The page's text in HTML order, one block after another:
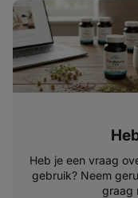
Heb je een vraag
gebruik? Neem
graag